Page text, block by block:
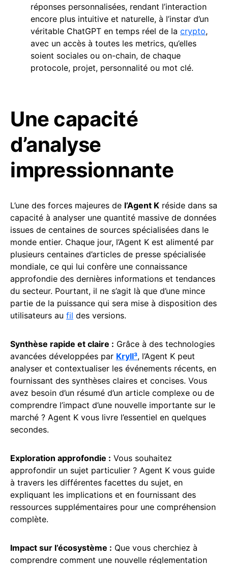
réponses personnalisées, rendant l’interaction
encore plus intuitive et naturelle, à l’instar d’un
véritable ChatGPT en temps réel de la crypto,
avec un accès à toutes les metrics, qu’elles
soient sociales ou on-chain, de chaque
protocole, projet, personnalité ou mot clé.
Une capacité
d’analyse
impressionnante
L’une des forces majeures de l’Agent K réside dans sa
capacité à analyser une quantité massive de données
issues de centaines de sources spécialisées dans le
monde entier. Chaque jour, l’Agent K est alimenté par
plusieurs centaines d’articles de presse spécialisée
mondiale, ce qui lui confère une connaissance
approfondie des dernières informations et tendances
du secteur. Pourtant, il ne s’agit là que d’une mince
partie de la puissance qui sera mise à disposition des
utilisateurs au fil des versions.
Synthèse rapide et claire : Grâce à des technologies
avancées développées par Kryll³, l’Agent K peut
analyser et contextualiser les événements récents, en
fournissant des synthèses claires et concises. Vous
avez besoin d’un résumé d’un article complexe ou de
comprendre l’impact d’une nouvelle importante sur le
marché ? Agent K vous livre l’essentiel en quelques
secondes.
Exploration approfondie : Vous souhaitez
approfondir un sujet particulier ? Agent K vous guide
à travers les différentes facettes du sujet, en
expliquant les implications et en fournissant des
ressources supplémentaires pour une compréhension
complète.
Impact sur l’écosystème : Que vous cherchiez à
comprendre comment une nouvelle réglementation